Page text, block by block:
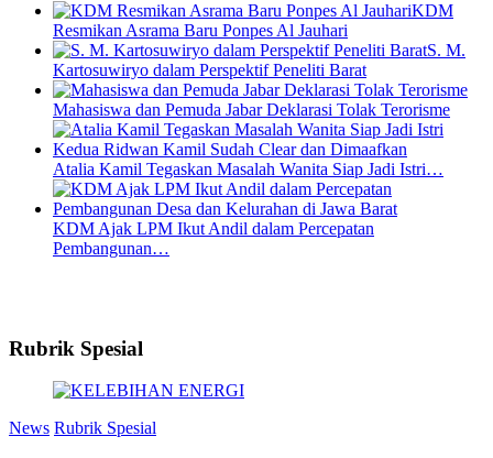
KDM
Resmikan Asrama Baru Ponpes Al Jauhari
S. M.
Kartosuwiryo dalam Perspektif Peneliti Barat
Mahasiswa dan Pemuda Jabar Deklarasi Tolak Terorisme
Atalia Kamil Tegaskan Masalah Wanita Siap Jadi Istri…
KDM Ajak LPM Ikut Andil dalam Percepatan
Pembangunan…
Rubrik Spesial
News Rubrik Spesial